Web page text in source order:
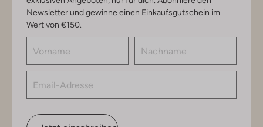
Newsletter und gewinne einen Einkaufsgutschein im
Wert von €150.